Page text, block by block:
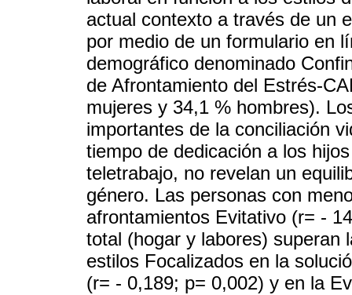
actual contexto a través de un
por medio de un formulario en
demográfico denominado
de Afrontamiento del Estrés-
mujeres y 34,1 % hombres).
importantes de la conciliación
tiempo de dedicación a los
teletrabajo, no revelan un
género. Las personas con
afrontamientos Evitativo (r= -
total (hogar y labores) superan
estilos Focalizados en la
(r= - 0,189; p= 0,002) y en la